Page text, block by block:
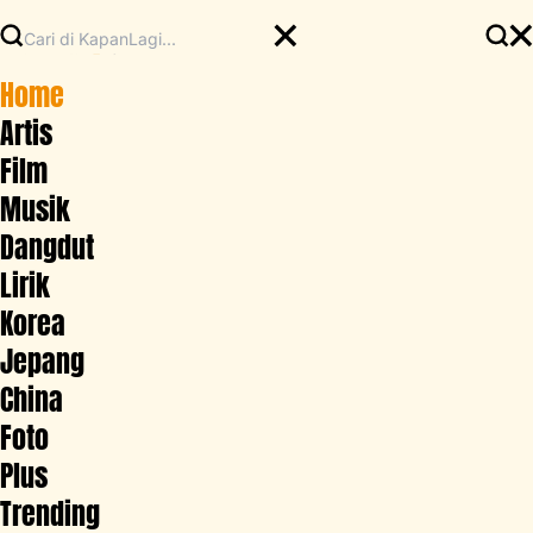
Home
Artis
Film
Musik
Dangdut
Lirik
Korea
Jepang
China
Foto
Plus
Trending